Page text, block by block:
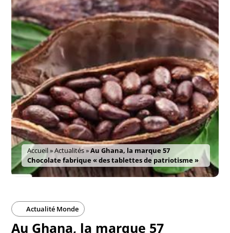
Accueil»Actualités»Au Ghana, la marque 57
Chocolate fabrique « des tablettes de patriotisme »
Actualité Monde
Au Ghana, la marque 57